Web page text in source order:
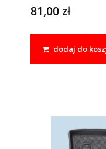
81,00 zł
dodaj do